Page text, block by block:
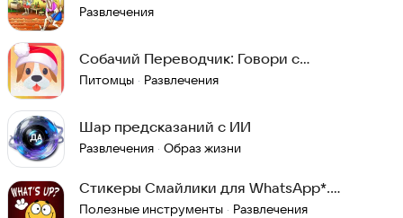
Развлечения
Собачий Переводчик: Говори с
Питомцем
Питомцы · Развлечения
Шар предсказаний с ИИ
Развлечения · Образ жизни
Стикеры Смайлики для WhatsApp*.
Stickers
Полезные инструменты · Развлечения